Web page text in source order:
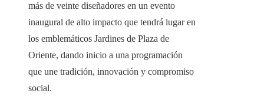
más de veinte diseñadores en un evento
inaugural de alto impacto que tendrá lugar en
los emblemáticos Jardines de Plaza de
Oriente, dando inicio a una programación
que une tradición, innovación y compromiso
social.